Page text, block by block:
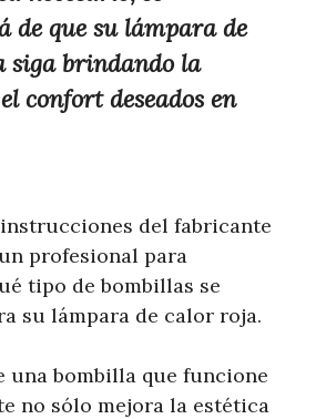
de que su lámpara de
siga brindando la
confort deseados en
del fabricante
profesional para
tipo de bombillas se
su lámpara de calor roja.
una bombilla que funcione
no sólo mejora la estética